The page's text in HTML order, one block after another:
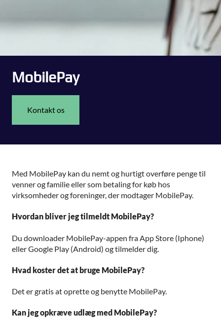
MobilePay
Kontakt os
Med MobilePay kan du nemt og hurtigt overføre penge til
venner og familie eller som betaling for køb hos
virksomheder og foreninger, der modtager MobilePay.
Hvordan bliver jeg tilmeldt MobilePay?
Du downloader MobilePay-appen fra App Store (Iphone)
eller Google Play (Android) og tilmelder dig.
Hvad koster det at bruge MobilePay?
Det er gratis at oprette og benytte MobilePay.
Kan jeg opkræve udlæg med MobilePay?